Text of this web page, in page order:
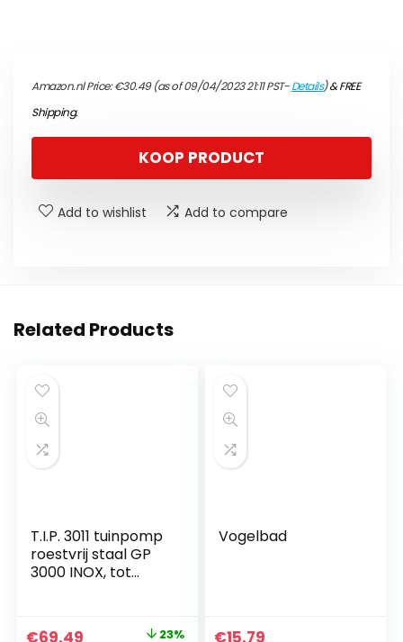
Amazon.nl Price:€30.49(as of 09/04/2023 21:11 PST-Details)&FREE
Shipping.
KOOP PRODUCT
Add to wishlist Add to compare
Related Products
T.I.P. 3011 tuinpomp
roestvrij staal GP
3000 INOX, tot
Original
23%
Vogelbad